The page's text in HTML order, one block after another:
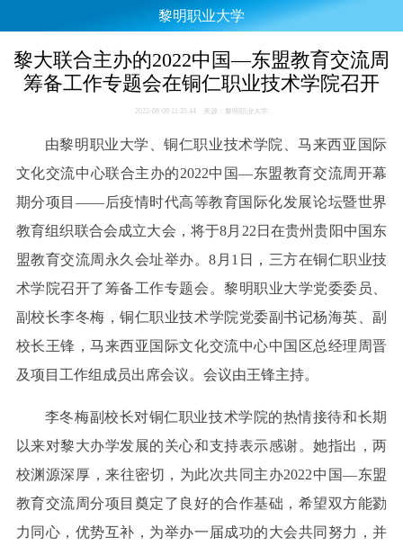
黎明职业大学
黎大联合主办的2022中国—东盟教育交流周
筹备工作专题会在铜仁职业技术学院召开
2022-08-09 11:35:44 来源：黎明职业大学
由黎明职业大学、铜仁职业技术学院、马来西亚国际
文化交流中心联合主办的2022中国—东盟教育交流周开幕
期分项目——后疫情时代高等教育国际化发展论坛暨世界
教育组织联合会成立大会，将于8月22日在贵州贵阳中国东
盟教育交流周永久会址举办。8月1日，三方在铜仁职业技
术学院召开了筹备工作专题会。黎明职业大学党委委员、
副校长李冬梅，铜仁职业技术学院党委副书记杨海英、副
校长王锋，马来西亚国际文化交流中心中国区总经理周晋
及项目工作组成员出席会议。会议由王锋主持。
李冬梅副校长对铜仁职业技术学院的热情接待和长期
以来对黎大办学发展的关心和支持表示感谢。她指出，两
校渊源深厚，来往密切，为此次共同主办2022中国—东盟
教育交流周分项目奠定了良好的合作基础，希望双方能勠
力同心，优势互补，为举办一届成功的大会共同努力，并